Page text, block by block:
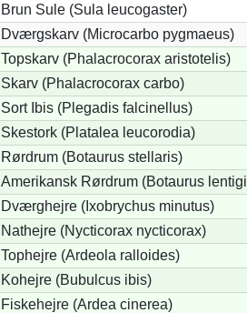
Brun Sule (Sula leucogaster)
Dværgskarv (Microcarbo pygmaeus)
Topskarv (Phalacrocorax aristotelis)
Skarv (Phalacrocorax carbo)
Sort Ibis (Plegadis falcinellus)
Skestork (Platalea leucorodia)
Rørdrum (Botaurus stellaris)
Amerikansk Rørdrum (Botaurus
Dværghejre (Ixobrychus minutus)
Nathejre (Nycticorax nycticorax)
Tophejre (Ardeola ralloides)
Kohejre (Bubulcus ibis)
Fiskehejre (Ardea cinerea)